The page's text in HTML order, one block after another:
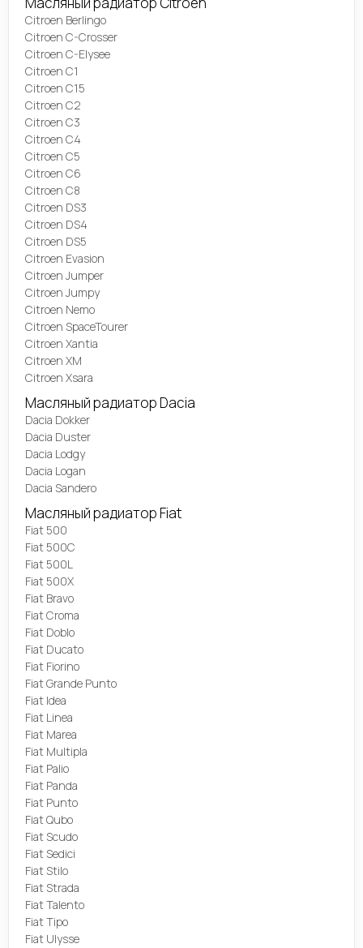
Citroen Berlingo
Citroen C-Crosser
Citroen C-Elysee
Citroen C1
Citroen C15
Citroen C2
Citroen C3
Citroen C4
Citroen C5
Citroen C6
Citroen C8
Citroen DS3
Citroen DS4
Citroen DS5
Citroen Evasion
Citroen Jumper
Citroen Jumpy
Citroen Nemo
Citroen SpaceTourer
Citroen Xantia
Citroen XM
Citroen Xsara
Масляный радиатор Dacia
Dacia Dokker
Dacia Duster
Dacia Lodgy
Dacia Logan
Dacia Sandero
Масляный радиатор Fiat
Fiat 500
Fiat 500C
Fiat 500L
Fiat 500X
Fiat Bravo
Fiat Croma
Fiat Doblo
Fiat Ducato
Fiat Fiorino
Fiat Grande Punto
Fiat Idea
Fiat Linea
Fiat Marea
Fiat Multipla
Fiat Palio
Fiat Panda
Fiat Punto
Fiat Qubo
Fiat Scudo
Fiat Sedici
Fiat Stilo
Fiat Strada
Fiat Talento
Fiat Tipo
Fiat Ulysse